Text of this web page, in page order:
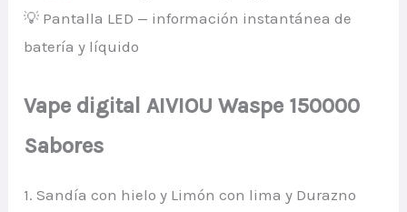
💡 Pantalla LED — información instantánea de
batería y líquido
Vape digital AIVIOU Waspe 150000
Sabores
1. Sandía con hielo y Limón con lima y Durazno